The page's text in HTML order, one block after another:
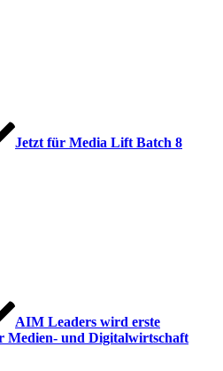
Jetzt für Media Lift Batch 8
AIM Leaders wird erste
Medien- und Digitalwirtschaft